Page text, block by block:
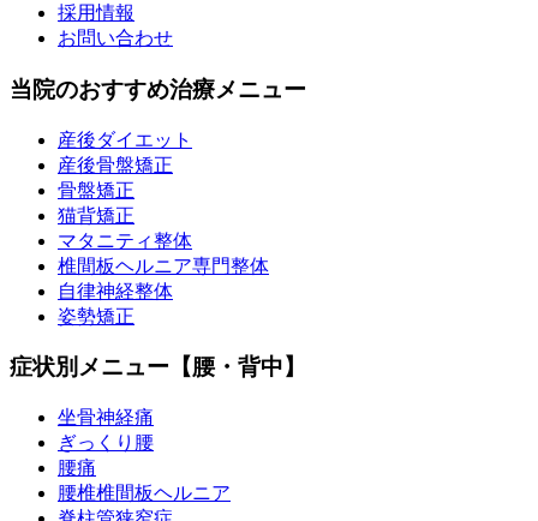
採用情報
お問い合わせ
当院のおすすめ治療メニュー
産後ダイエット
産後骨盤矯正
骨盤矯正
猫背矯正
マタニティ整体
椎間板ヘルニア専門整体
自律神経整体
姿勢矯正
症状別メニュー【腰・背中】
坐骨神経痛
ぎっくり腰
腰痛
腰椎椎間板ヘルニア